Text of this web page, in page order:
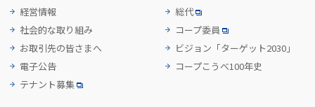
経営情報
社会的な取り組み
お取引先の皆さまへ
電子公告
テナント募集
総代
コープ委員
ビジョン「ターゲット2030」
コープこうべ100年史